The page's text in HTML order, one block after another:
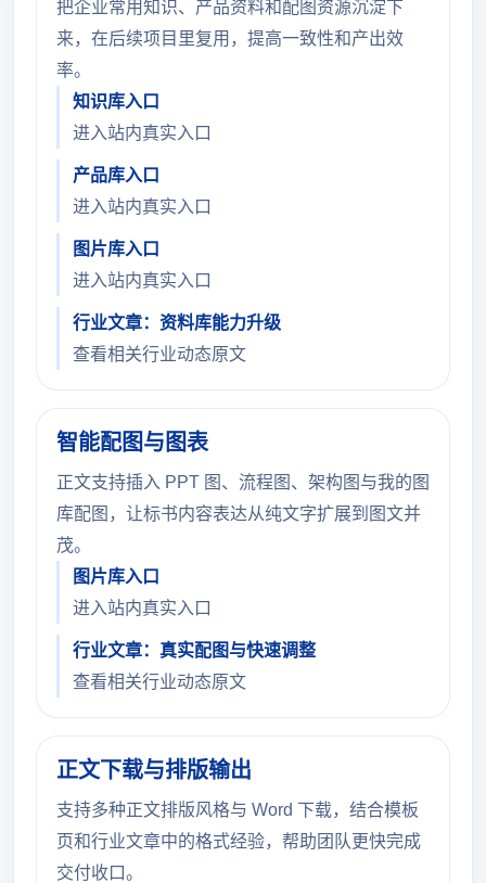
把企业常用知识、产品资料和配图资源沉淀下
来，在后续项目里复用，提高一致性和产出效
率。
知识库入口
进入站内真实入口
产品库入口
进入站内真实入口
图片库入口
进入站内真实入口
行业文章：资料库能力升级
查看相关行业动态原文
智能配图与图表
正文支持插入 PPT 图、流程图、架构图与我的图
库配图，让标书内容表达从纯文字扩展到图文并
茂。
图片库入口
进入站内真实入口
行业文章：真实配图与快速调整
查看相关行业动态原文
正文下载与排版输出
支持多种正文排版风格与 Word 下载，结合模板
页和行业文章中的格式经验，帮助团队更快完成
交付收口。